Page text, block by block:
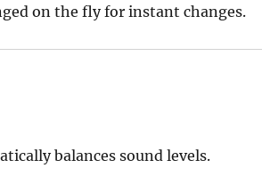
on the fly for instant changes.
balances sound levels.